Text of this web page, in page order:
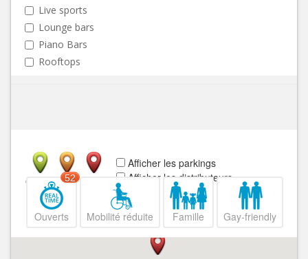
Live sports
Lounge bars
Piano Bars
Rooftops
Afficher les parkings
Afficher les distributeurs
Ouvert
Ouverts
52
Mobilité réduite Famille Gay-friendly